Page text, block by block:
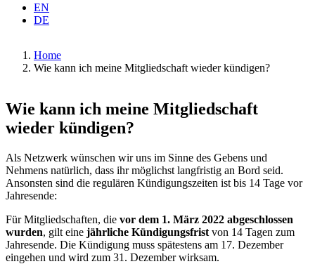
EN
DE
Breadcrumb
Home
Wie kann ich meine Mitgliedschaft wieder kündigen?
Wie kann ich meine Mitgliedschaft
wieder kündigen?
Als Netzwerk wünschen wir uns im Sinne des Gebens und
Nehmens natürlich, dass ihr möglichst langfristig an Bord seid.
Ansonsten sind die regulären Kündigungszeiten ist bis 14 Tage vor
Jahresende:
Für Mitgliedschaften, die vor dem 1. März 2022 abgeschlossen
wurden, gilt eine jährliche Kündigungsfrist von 14 Tagen zum
Jahresende. Die Kündigung muss spätestens am 17. Dezember
eingehen und wird zum 31. Dezember wirksam.